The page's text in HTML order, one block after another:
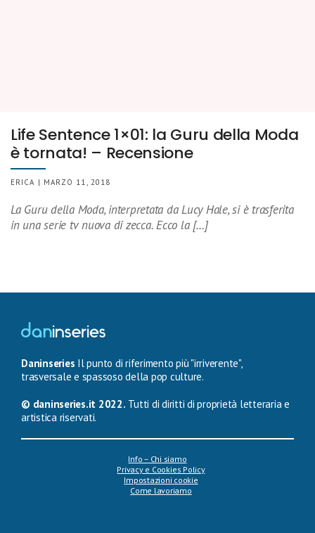
Life Sentence 1×01: la Guru della Moda
è tornata! – Recensione
ERICA | MARZO 11, 2018
La Guru della Moda, interpretata da Lucy Hale, si è trasferita
in una serie tv nuova di zecca. Ecco la […]
Daninseries Il punto di riferimento più "irriverente",
trasversale e spassoso della pop culture.
© daninseries.it 2022. Tutti di diritti di proprietà letteraria e
artistica riservati.
Info – Chi siamo
Privacy e Cookies Policy
Impostazioni cookie
Come lavoriamo